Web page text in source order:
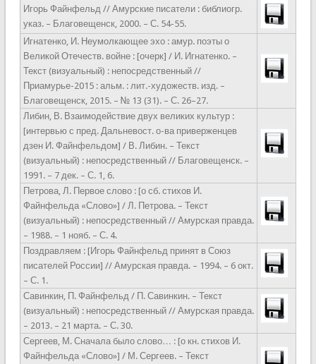
Игорь Файнфельд // Амурские писатели : библиогр.
указ. – Благовещенск, 2000. – С. 54-55.
Игнатенко, И. Неумолкающее эхо : амур. поэты о
Великой Отечеств. войне : [очерк] / И. Игнатенко. –
Текст (визуальный) : непосредственный //
Приамурье-2015 : альм. : лит.-художеств. изд. –
Благовещенск, 2015. – № 13 (31). – С. 26–27.
Либин, В. Взаимодействие двух великих культур :
[интервью с пред. Дальневост. о-ва приверженцев
дзен И. Файнфельдом] / В. Либин. – Текст
(визуальный) : непосредственный // Благовещенск. –
1991. – 7 дек. – С. 1, 6.
Петрова, Л. Первое слово : [о сб. стихов И.
Файнфельда «Слово»] / Л. Петрова. – Текст
(визуальный) : непосредственный // Амурская правда.
– 1988. – 1 нояб. – С. 4.
Поздравляем : [Игорь Файнфельд принят в Союз
писателей России] // Амурская правда. – 1994. – 6 окт.
– С. 1.
Савинкин, П. Файнфельд / П. Савинкин. – Текст
(визуальный) : непосредственный // Амурская правда.
– 2013. – 21 марта. – С. 30.
Сергеев, М. Сначала было слово… : [о кн. стихов И.
Файнфельда «Слово»] / М. Сергеев. – Текст